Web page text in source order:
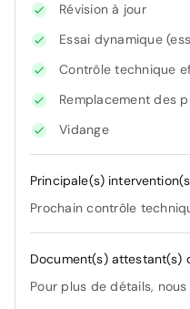
Révision à jour
Essai dynamique
Contrôle technique
Remplacement des
Vidange
Principale(s)
Prochain contrôle
Document(s) attestant(s)
Pour plus de détails,